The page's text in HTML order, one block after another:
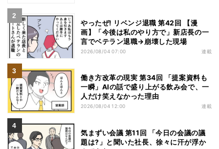
やったぜ! リベンジ退職 第42回 【漫
画】「今後は私のやり方で」新店長の一
言でベテラン退職→崩壊した現場
2026/08/04 07:00 連載
働き方改革の現実 第34回 「提案資料も
一瞬」AIの話で盛り上がる飲み会で、一
人だけ笑えなかった理由
2026/08/04 12:00 連載
気まずい会議 第11回 「今日の会議の議
題は?」と聞いた社長、徐々に汗が浮か